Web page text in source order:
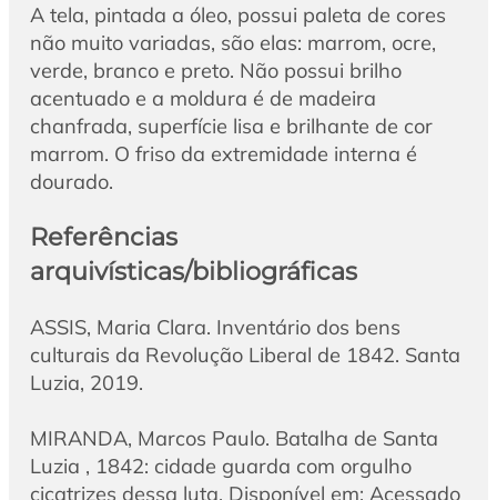
A tela, pintada a óleo, possui paleta de cores
não muito variadas, são elas: marrom, ocre,
verde, branco e preto. Não possui brilho
acentuado e a moldura é de madeira
chanfrada, superfície lisa e brilhante de cor
marrom. O friso da extremidade interna é
dourado.
Referências
arquivísticas/bibliográficas
ASSIS, Maria Clara. Inventário dos bens
culturais da Revolução Liberal de 1842. Santa
Luzia, 2019.
MIRANDA, Marcos Paulo. Batalha de Santa
Luzia , 1842: cidade guarda com orgulho
cicatrizes dessa luta. Disponível em: Acessado